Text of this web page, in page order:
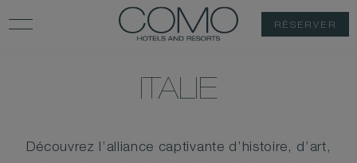
RÉSERVER
ITALIE
Découvrez l’alliance captivante d’histoire, d’art,